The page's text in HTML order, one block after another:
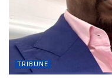
TRIBUNE